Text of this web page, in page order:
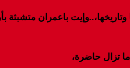
باعمران متشبثة
تزال حاضرة،